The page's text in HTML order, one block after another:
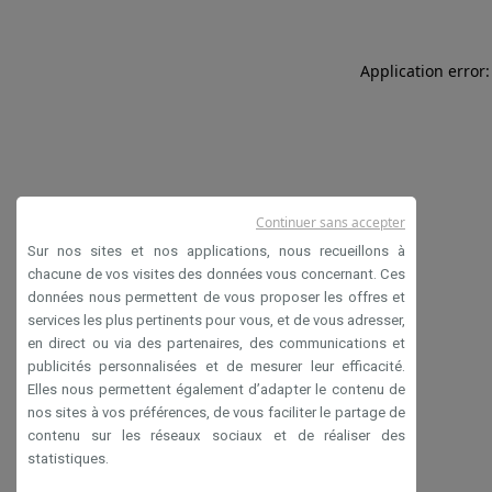
Application
Sur nos sites et nos applications, nous recueillons à
chacune de vos visites des données vous concernant. Ces
données nous permettent de vous proposer les offres et
services les plus pertinents pour vous, et de vous adresser,
en direct ou via des partenaires, des communications et
publicités personnalisées et de mesurer leur efficacité.
Elles nous permettent également d’adapter le contenu de
nos sites à vos préférences, de vous faciliter le partage de
contenu sur les réseaux sociaux et de réaliser des
statistiques.
Continuer sans accepter